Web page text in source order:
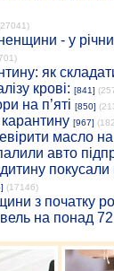
- у
як
крові: [841]
на п’яті [850]
[967]
масло на
авто
покусали
(17146)
з початку
на понад